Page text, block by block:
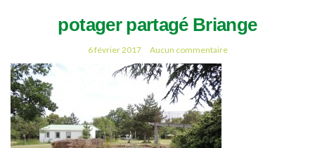
potager partagé Briange
6 février 2017 Aucun commentaire